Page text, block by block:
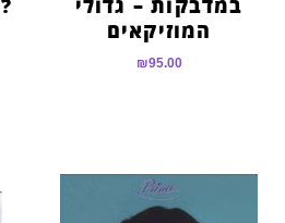
המוזיקאים
₪95.00